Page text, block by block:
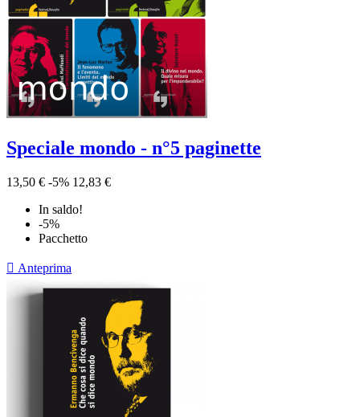
Speciale mondo - n°5 paginette
13,50 € -5% 12,83 €
In saldo!
-5%
Pacchetto
 Anteprima